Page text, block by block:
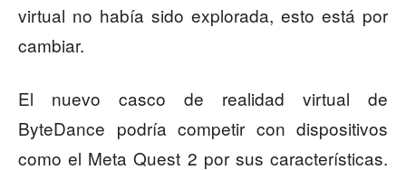
virtual no había sido explorada, esto está por
cambiar.
El nuevo casco de realidad virtual de
ByteDance podría competir con dispositivos
como el Meta Quest 2 por sus características.